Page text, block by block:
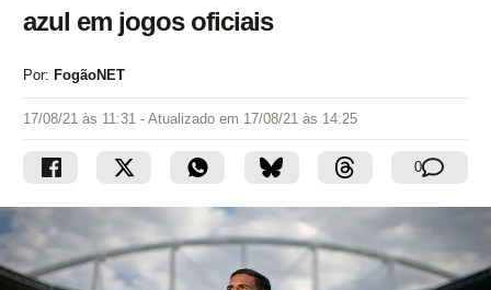
azul em jogos oficiais
Por: FogãoNET
17/08/21 às 11:31 - Atualizado em 17/08/21 às 14:25
0